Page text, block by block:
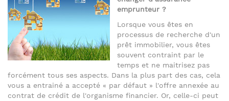
emprunteur ?
Lorsque vous êtes en
processus de recherche d'un
prêt immobilier, vous êtes
souvent contraint par le
temps et ne maitrisez pas
forcément tous ses aspects. Dans la plus part des cas, cela
vous a entrainé a accepté « par défaut » l'offre annexée au
contrat de crédit de l'organisme financier. Or, celle-ci peut